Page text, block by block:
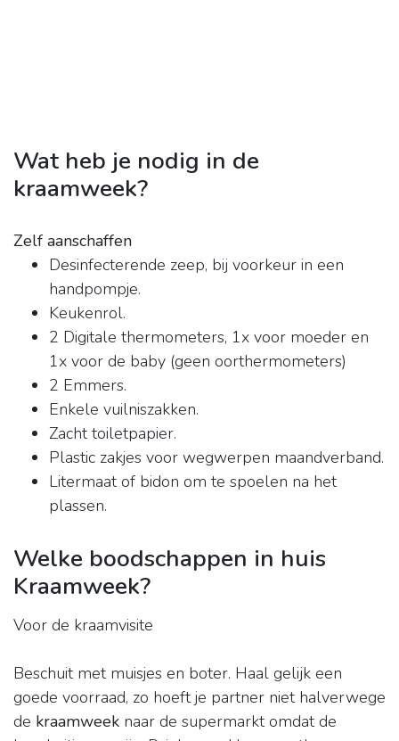
Wat heb je nodig in de
kraamweek?
Zelf aanschaffen
Desinfecterende zeep, bij voorkeur in een
handpompje.
Keukenrol.
2 Digitale thermometers, 1x voor moeder en
1x voor de baby (geen oorthermometers)
2 Emmers.
Enkele vuilniszakken.
Zacht toiletpapier.
Plastic zakjes voor wegwerpen maandverband.
Litermaat of bidon om te spoelen na het
plassen.
Welke boodschappen in huis
Kraamweek?
Voor de kraamvisite
Beschuit met muisjes en boter. Haal gelijk een
goede voorraad, zo hoeft je partner niet halverwege
de kraamweek naar de supermarkt omdat de